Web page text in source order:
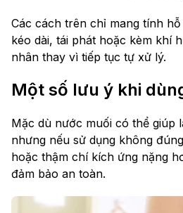
Các cách trên chỉ mang tính
kéo dài, tái phát hoặc kèm khí
nhân thay vì tiếp tục tự xử lý.
Một số lưu ý khi
Mặc dù nước muối có thể giúp
nhưng nếu sử dụng không
hoặc thậm chí kích ứng nặng
đảm bảo an toàn.